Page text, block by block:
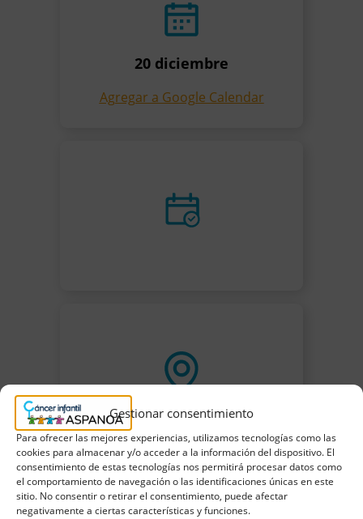
Gestionar consentimiento
Para ofrecer las mejores experiencias, utilizamos tecnologías como las
cookies para almacenar y/o acceder a la información del dispositivo. El
consentimiento de estas tecnologías nos permitirá procesar datos como
el comportamiento de navegación o las identificaciones únicas en este
sitio. No consentir o retirar el consentimiento, puede afectar
negativamente a ciertas características y funciones.
20 diciembre
Agregar a Google Calendar